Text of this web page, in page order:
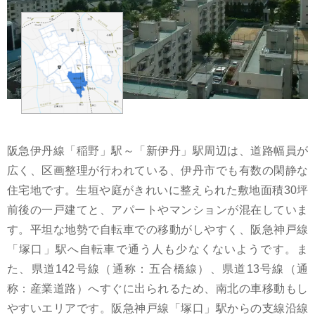
阪急伊丹線「稲野」駅～「新伊丹」駅周辺は、道路幅員が
広く、区画整理が行われている、伊丹市でも有数の閑静な
住宅地です。生垣や庭がきれいに整えられた敷地面積30坪
前後の一戸建てと、アパートやマンションが混在していま
す。平坦な地勢で自転車での移動がしやすく、阪急神戸線
「塚口」駅へ自転車で通う人も少なくないようです。ま
た、県道142号線（通称：五合橋線）、県道13号線（通
称：産業道路）へすぐに出られるため、南北の車移動もし
やすいエリアです。阪急神戸線「塚口」駅からの支線沿線